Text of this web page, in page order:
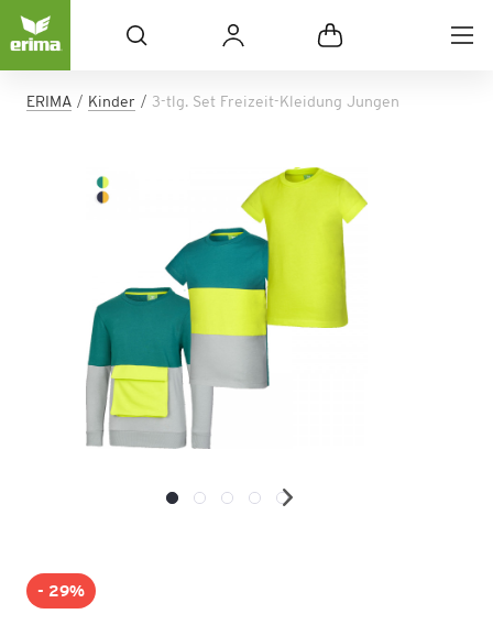
ERIMA Kinder 3-tlg. Set Freizeit-Kleidung Jungen
- 29%